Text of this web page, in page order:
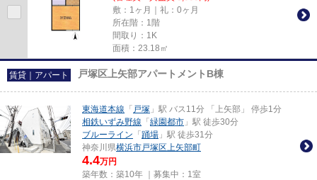
敷：1ヶ月｜礼：0ヶ月
所在階：1階
間取り：1K
面積：23.18㎡
賃貸｜アパート 戸塚区上矢部アパートメントB棟
東海道本線 「 戸塚 」駅 バス11分 「上矢部」 停歩1分
相鉄いずみ野線 「 緑園都市 」駅 徒歩30分
ブルーライン 「 踊場 」駅 徒歩31分
神奈川県横浜市戸塚区上矢部町
4.4万円
築年数：築10年 ｜募集中： 1室